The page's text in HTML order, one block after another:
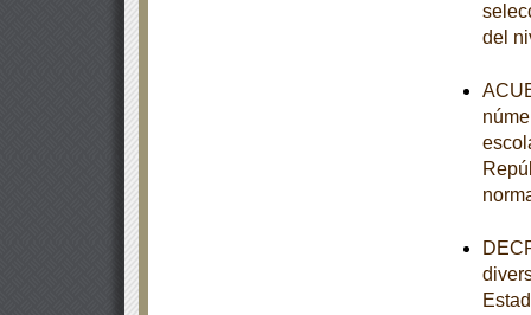
del